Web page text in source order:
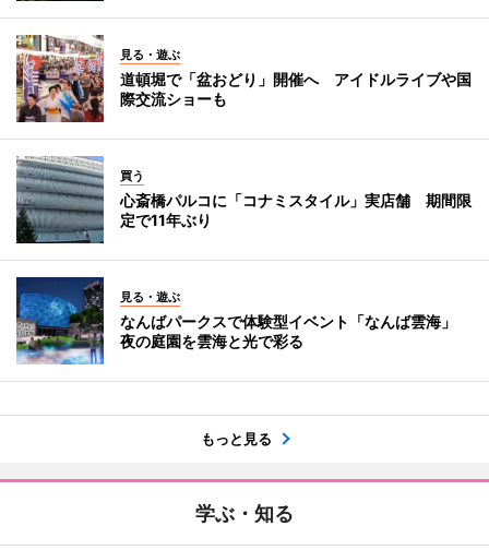
見る・遊ぶ
道頓堀で「盆おどり」開催へ アイドルライブや国
際交流ショーも
買う
心斎橋パルコに「コナミスタイル」実店舗 期間限
定で11年ぶり
見る・遊ぶ
なんばパークスで体験型イベント「なんば雲海」
夜の庭園を雲海と光で彩る
もっと見る
学ぶ・知る